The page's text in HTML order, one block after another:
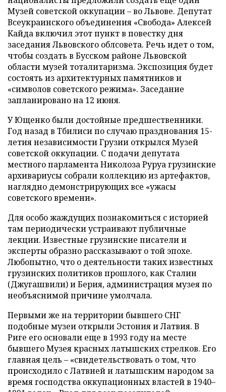
Музей советской оккупации – во Львове. Депутат
Всеукраинского объединения «Свобода» Алексей
Кайда включил этот пункт в повестку дня
заседания Львовского облсовета. Речь идет о том,
чтобы создать в Бусском районе Львовской
области музей тоталитаризма. Экспозиция будет
состоять из архитектурных памятников и
«символов советского режима». Заседание
запланировано на 12 июня.
У Ющенко были достойные предшественники.
Год назад в Тбилиси по случаю празднования 15-
летия независимости Грузии открылся Музей
советской оккупации. С подачи депутата
местного парламента Николоза Руруа грузинские
архивариусы собрали коллекцию из артефактов,
наглядно демонстрирующих все «ужасы
советского времени».
Для особо жаждущих познакомиться с историей
там периодически устраивают публичные
лекции. Известные грузинские писатели и
эксперты образно рассказывают о той эпохе.
Любопытно, что о деятельности таких известных
грузинских политиков прошлого, как Сталин
(Джугашвили) и Берия, администрация музея по
необъяснимой причине умолчала.
Первыми же на территории бывшего СНГ
подобные музеи открыли Эстония и Латвия. В
Риге его основали еще в 1993 году на месте
бывшего Музея красных латышских стрелков. Его
главная цель – «свидетельствовать о том, что
происходило с Латвией и латышским народом за
время господства оккупационных властей в 1940–